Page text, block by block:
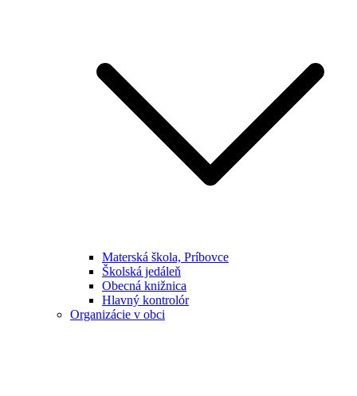
Materská škola, Príbovce
Školská jedáleň
Obecná knižnica
Hlavný kontrolór
Organizácie v obci